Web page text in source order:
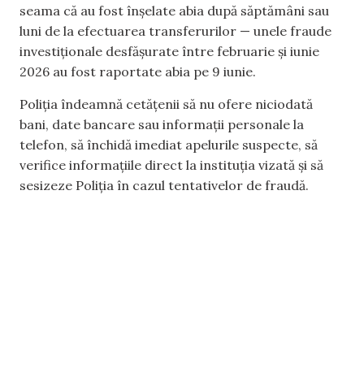
seama că au fost înșelate abia după săptămâni sau
luni de la efectuarea transferurilor — unele fraude
investiționale desfășurate între februarie și iunie
2026 au fost raportate abia pe 9 iunie.
Poliția îndeamnă cetățenii să nu ofere niciodată
bani, date bancare sau informații personale la
telefon, să închidă imediat apelurile suspecte, să
verifice informațiile direct la instituția vizată și să
sesizeze Poliția în cazul tentativelor de fraudă.